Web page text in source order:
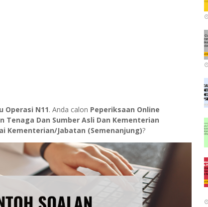
Operasi N11. Anda calon Peperiksaan Online
Tenaga Dan Sumber Asli Dan Kementerian
Kementerian/Jabatan (Semenanjung)?